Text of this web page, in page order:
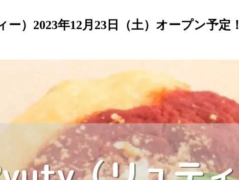
）2023年12月23日（土）オープン予定！